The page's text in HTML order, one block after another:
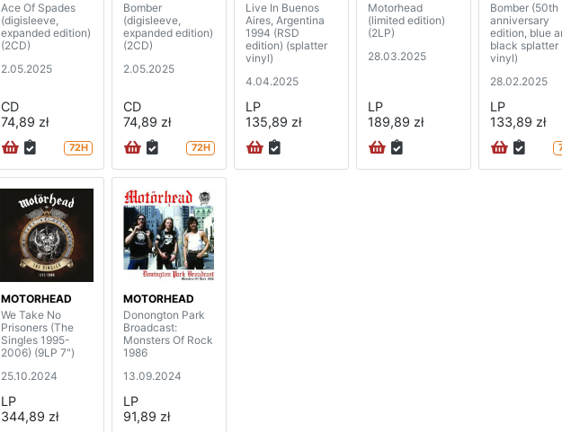
Ace Of Spades
(digisleeve,
expanded edition)
(2CD)
2.05.2025
CD
74,89 zł
72H
Bomber
(digisleeve,
expanded edition)
(2CD)
2.05.2025
CD
74,89 zł
72H
Live In Buenos
Aires, Argentina
1994 (RSD
edition) (splatter
vinyl)
4.04.2025
LP
135,89 zł
Motorhead
(limited edition)
(2LP)
28.03.2025
LP
189,89 zł
Bomber (50th
anniversary
edition, blue
black splatter
vinyl)
28.02.2025
LP
133,89 zł
MOTORHEAD
We Take No
Prisoners (The
Singles 1995-
2006) (9LP 7")
25.10.2024
LP
344,89 zł
MOTORHEAD
Donongton Park
Broadcast:
Monsters Of Rock
1986
13.09.2024
LP
91,89 zł